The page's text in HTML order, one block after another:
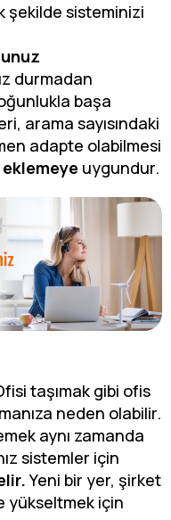
şekilde sisteminizi
durmadan
başa
arama sayısındaki
adapte olabilmesi
uygundur.
taşımak gibi ofis
neden olabilir.
aynı zamanda
sistemler için
Yeni bir yer, şirket
yükseltmek için